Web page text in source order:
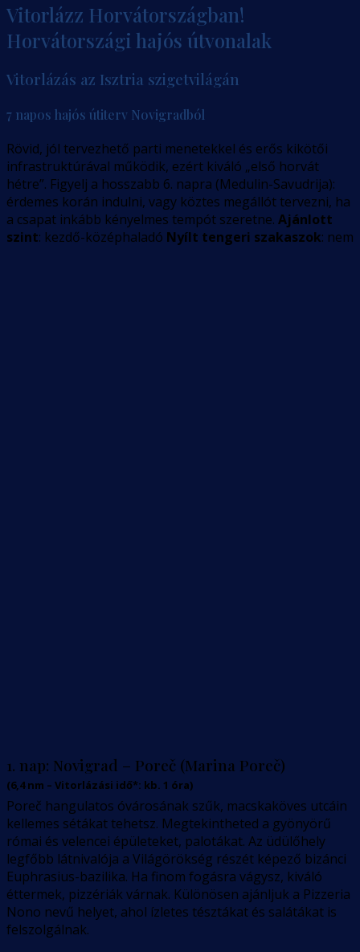
Vitorlázz Horvátországban!
Horvátországi hajós útvonalak
Vitorlázás az Isztria szigetvilágán
7 napos hajós útiterv Novigradból
Rövid, jól tervezhető parti menetekkel és erős kikötői
infrastruktúrával működik, ezért kiváló „első horvát
hétre”. Figyelj a hosszabb 6. napra (Medulin-Savudrija):
érdemes korán indulni, vagy köztes megállót tervezni, ha
a csapat inkább kényelmes tempót szeretne. Ajánlott
szint: kezdő-középhaladó Nyílt tengeri szakaszok: nem
1. nap: Novigrad – Poreč (Marina Poreč)
(6,4nm – Vitorlázási idő*: kb. 1 óra)
Poreč hangulatos óvárosának szűk, macskaköves utcáin
kellemes sétákat tehetsz. Megtekintheted a gyönyörű
római és velencei épületeket, palotákat. Az üdülőhely
legfőbb látnivalója a Világörökség részét képező bizánci
Euphrasius-bazilika. Ha finom fogásra vágysz, kiváló
éttermek, pizzériák várnak. Különösen ajánljuk a Pizzeria
Nono nevű helyet, ahol ízletes tésztákat és salátákat is
felszolgálnak.